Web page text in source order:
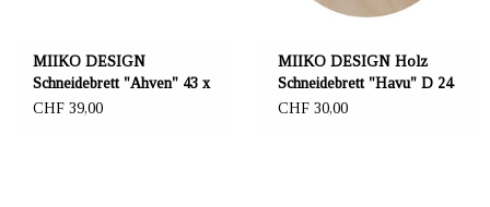
MIIKO DESIGN
Schneidebrett "Ahven" 43 x
22 x 0,7 cm
CHF 39,00
MIIKO DESIGN Holz
Schneidebrett "Havu" D 24
cm
CHF 30,00